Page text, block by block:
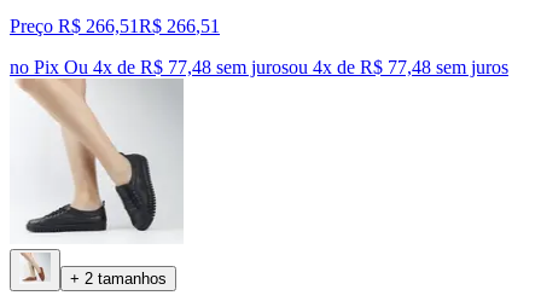
Preço R$ 266,51R$ 266,51
no Pix Ou 4x de R$ 77,48 sem jurosou 4x de R$ 77,48 sem juros
+ 2 tamanhos